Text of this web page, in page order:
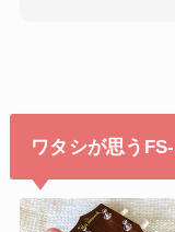
ワタシが思う